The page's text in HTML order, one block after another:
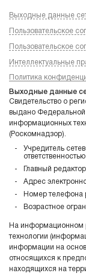
Выходные данные
Пользовательское
Пользовательское
Интеллектуальные
Политика
Выходные данные
Свидетельство о
выдано Федеральной
информационных
(Роскомнадзор).
Учредитель
Главный
Адрес
Номер телефона
Возрастное
На информационном
технологии
информации на
относящихся к
находящихся на